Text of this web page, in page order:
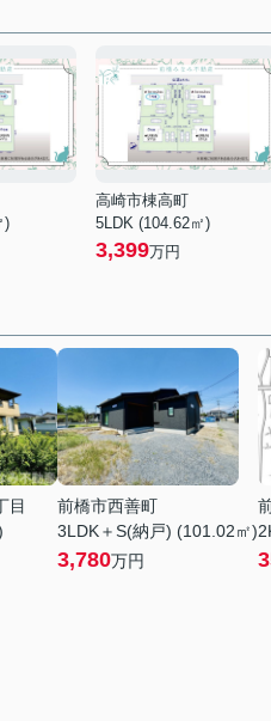
)
高崎市棟高町
5LDK (104.62㎡)
3,399万円
目
前橋市西善町
3LDK＋S(納戸) (101.02㎡)
3,780万円